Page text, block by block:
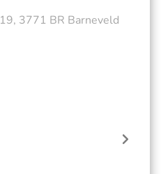
3771 BR Barneveld